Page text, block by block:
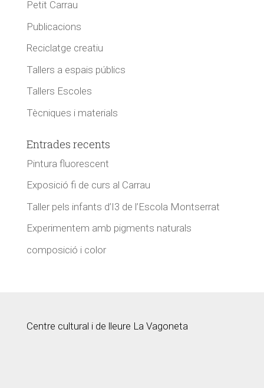
Petit Carrau
Publicacions
Reciclatge creatiu
Tallers a espais públics
Tallers Escoles
Tècniques i materials
Entrades recents
Pintura fluorescent
Exposició fi de curs al Carrau
Taller pels infants d’I3 de l’Escola Montserrat
Experimentem amb pigments naturals
composició i color
Centre cultural i de lleure La Vagoneta